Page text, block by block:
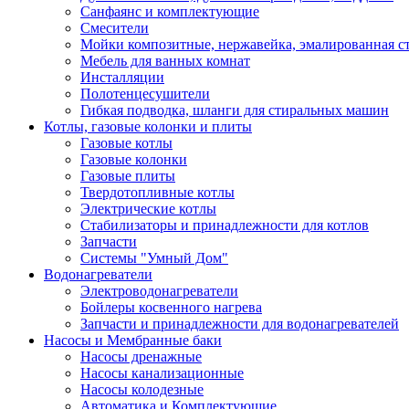
Санфаянс и комплектующие
Смесители
Мойки композитные, нержавейка, эмалированная
Мебель для ванных комнат
Инсталляции
Полотенцесушители
Гибкая подводка, шланги для стиральных машин
Котлы, газовые колонки и плиты
Газовые котлы
Газовые колонки
Газовые плиты
Твердотопливные котлы
Электрические котлы
Стабилизаторы и принадлежности для котлов
Запчасти
Системы "Умный Дом"
Водонагреватели
Электроводонагреватели
Бойлеры косвенного нагрева
Запчасти и принадлежности для водонагревателей
Насосы и Мембранные баки
Насосы дренажные
Насосы канализационные
Насосы колодезные
Автоматика и Комплектующие